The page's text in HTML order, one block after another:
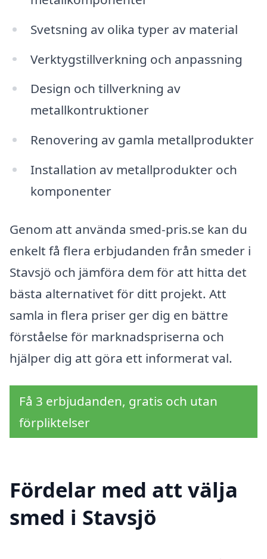
Svetsning av olika typer av material
Verktygstillverkning och anpassning
Design och tillverkning av
metallkontruktioner
Renovering av gamla metallprodukter
Installation av metallprodukter och
komponenter
Genom att använda smed-pris.se kan du
enkelt få flera erbjudanden från smeder i
Stavsjö och jämföra dem för att hitta det
bästa alternativet för ditt projekt. Att
samla in flera priser ger dig en bättre
förståelse för marknadspriserna och
hjälper dig att göra ett informerat val.
Få 3 erbjudanden, gratis och utan
förpliktelser
Fördelar med att välja
smed i Stavsjö